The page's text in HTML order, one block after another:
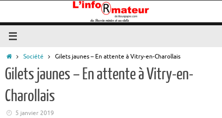
contenu
Accueil
Société Gilets jaunes – En attente à Vitry-en-Charollais
Gilets jaunes – En attente à Vitry-en-
Charollais
5 janvier 2019